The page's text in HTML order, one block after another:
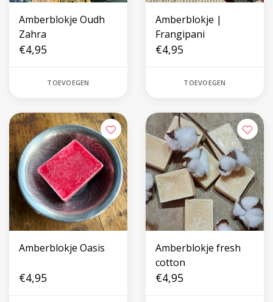
Amberblokje Oudh
Zahra
€4,95
TOEVOEGEN
Amberblokje |
Frangipani
€4,95
TOEVOEGEN
Amberblokje Oasis
€4,95
Amberblokje fresh
cotton
€4,95